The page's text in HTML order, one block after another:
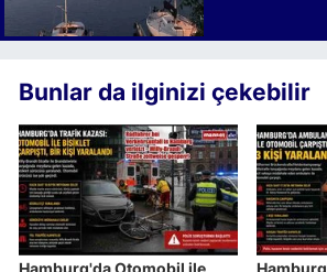
Bunlar da ilginizi çekebilir
Hamburg'da Otomobil ile